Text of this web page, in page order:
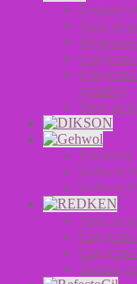
Серия
Уход за
Мужская
дизайн)
Уход за
Fusskraft
Gehwol
Gehwol
Уход за
Линия